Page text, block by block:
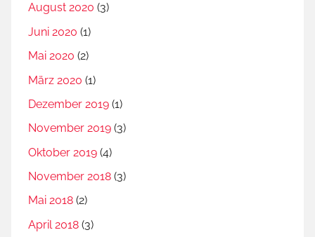
August 2020 (3)
Juni 2020 (1)
Mai 2020 (2)
März 2020 (1)
Dezember 2019 (1)
November 2019 (3)
Oktober 2019 (4)
November 2018 (3)
Mai 2018 (2)
April 2018 (3)